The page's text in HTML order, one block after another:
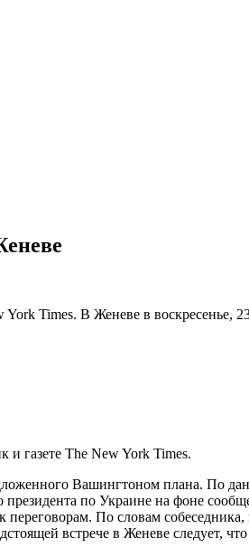
Times. В Женеве в воскресенье,
газете The New York Times.
Вашингтоном плана. По
по Украине на фоне
По словам
встрече в Женеве следует,